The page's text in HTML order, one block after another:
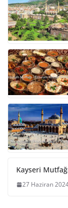
Kayseri
27 Haziran